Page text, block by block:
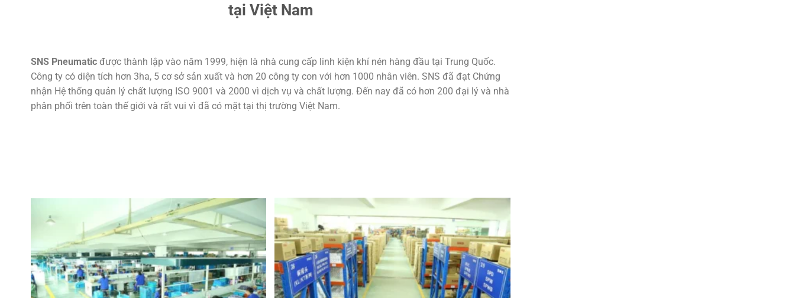
tại Việt Nam
SNS Pneumatic được thành lập vào năm 1999, hiện là nhà cung cấp linh kiện khí nén hàng đầu tại Trung Quốc.
Công ty có diện tích hơn 3ha, 5 cơ sở sản xuất và hơn 20 công ty con với hơn 1000 nhân viên. SNS đã đạt Chứng
nhận Hệ thống quản lý chất lượng ISO 9001 và 2000 vì dịch vụ và chất lượng. Đến nay đã có hơn 200 đại lý và nhà
phân phối trên toàn thế giới và rất vui vì đã có mặt tại thị trường Việt Nam.